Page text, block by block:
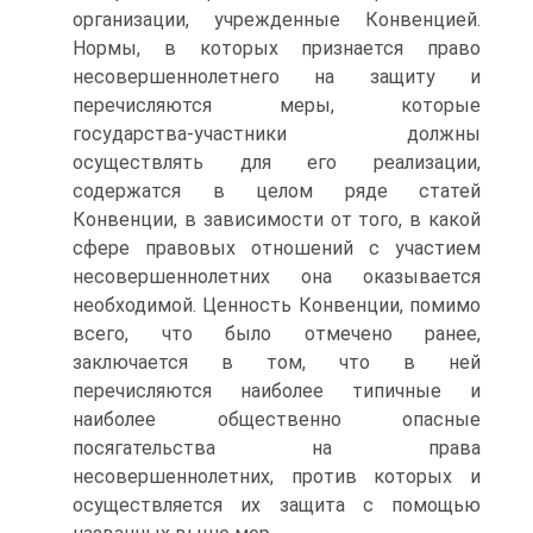
организации, учрежденные Конвенцией.
Нормы, в которых признается право
несовершеннолетнего на защиту и
перечисляются меры, которые
государства-участники должны
осуществлять для его реализации,
содержатся в целом ряде статей
Конвенции, в зависимости от того, в какой
сфере правовых отношений с участием
несовершеннолетних она оказывается
необходимой. Ценность Конвенции, помимо
всего, что было отмечено ранее,
заключается в том, что в ней
перечисляются наиболее типичные и
наиболее общественно опасные
посягательства на права
несовершеннолетних, против которых и
осуществляется их защита с помощью